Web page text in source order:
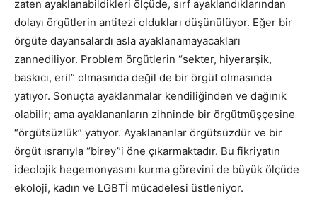
zaten ayaklanabildikleri ölçüde, sırf ayaklandıklarından
dolayı örgütlerin antitezi oldukları düşünülüyor. Eğer bir
örgüte dayansalardı asla ayaklanamayacakları
zannediliyor. Problem örgütlerin “sekter, hiyerarşik,
baskıcı, eril” olmasında değil de bir örgüt olmasında
yatıyor. Sonuçta ayaklanmalar kendiliğinden ve dağınık
olabilir; ama ayaklananların zihninde bir örgütmüşçesine
“örgütsüzlük” yatıyor. Ayaklananlar örgütsüzdür ve bir
örgüt ısrarıyla “birey”i öne çıkarmaktadır. Bu fikriyatın
ideolojik hegemonyasını kurma görevini de büyük ölçüde
ekoloji, kadın ve LGBTİ mücadelesi üstleniyor.